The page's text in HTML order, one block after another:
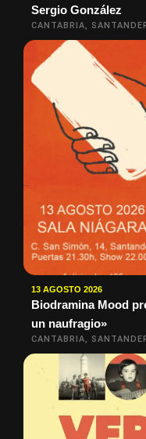
Sergio González
CANTABRIA,
13 AGOSTO 2026
Biodramina Mood
un naufragio»
CANTABRIA,